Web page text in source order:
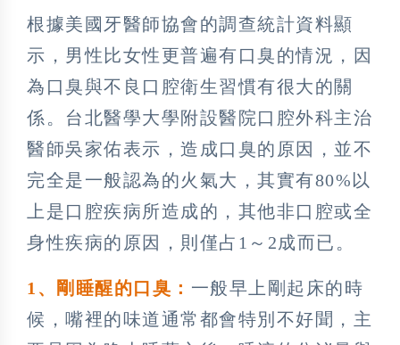
根據美國牙醫師協會的調查統計資料顯
示，男性比女性更普遍有口臭的情況，因
為口臭與不良口腔衛生習慣有很大的關
係。台北醫學大學附設醫院口腔外科主治
醫師吳家佑表示，造成口臭的原因，並不
完全是一般認為的火氣大，其實有80%以
上是口腔疾病所造成的，其他非口腔或全
身性疾病的原因，則僅占1～2成而已。
1 、剛睡醒的口臭： 一般早上剛起床的時
候，嘴裡的味道通常都會特別不好聞，主